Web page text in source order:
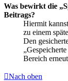
Was bewirkt die
Beitrags?
Hiermit
zu einem
Den
Bereich
Nach oben